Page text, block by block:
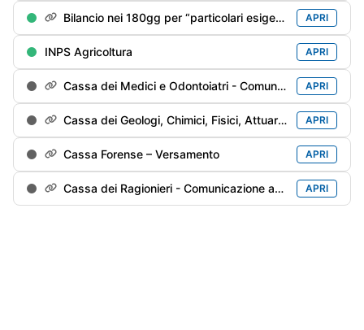
Bilancio nei 180gg per “particolari esigenze” APRI
INPS Agricoltura APRI
Cassa dei Medici e Odontoiatri - Comunicazione annuale APRI
Cassa dei Geologi, Chimici, Fisici, Attuari e Agronomi - Comunicazione annuale APRI
Cassa Forense – Versamento APRI
Cassa dei Ragionieri - Comunicazione annuale APRI